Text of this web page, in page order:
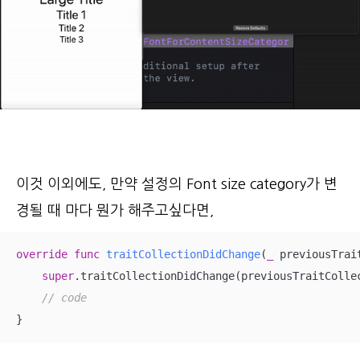
이것 이외에도, 만약 설정의 Font size category가 변
경될 때 마다 뭔가 해주고싶다면,
override func traitCollectionDidChange(
super
// code
}